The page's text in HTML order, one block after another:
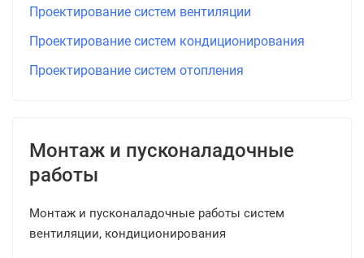
Проектирование систем вентиляции
Проектирование систем кондиционирования
Проектирование систем отопления
Монтаж и пусконаладочные
работы
Монтаж и пусконаладочные работы систем
вентиляции, кондиционирования